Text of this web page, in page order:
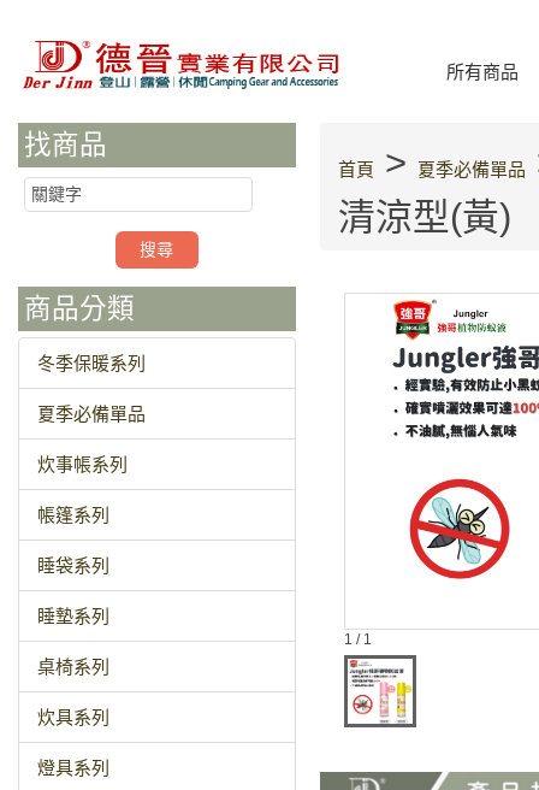
所有商品
找商品
商品分類
冬季保暖系列
夏季必備單品
炊事帳系列
帳篷系列
睡袋系列
睡墊系列
桌椅系列
炊具系列
燈具系列
首頁 > 夏季必備單品
清涼型(黃)
1 / 1